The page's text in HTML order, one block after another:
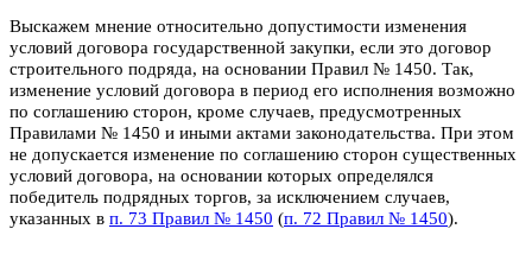
Выскажем мнение относительно допустимости изменения
условий договора государственной закупки, если это договор
строительного подряда, на основании Правил № 1450. Так,
изменение условий договора в период его исполнения возможно
по соглашению сторон, кроме случаев, предусмотренных
Правилами № 1450 и иными актами законодательства. При этом
не допускается изменение по соглашению сторон существенных
условий договора, на основании которых определялся
победитель подрядных торгов, за исключением случаев,
указанных в п. 73 Правил № 1450 (п. 72 Правил № 1450).